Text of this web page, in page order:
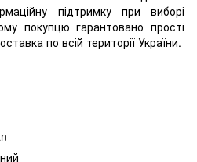
підтримку при виборі
покупцю гарантовано прості
по всій території України.